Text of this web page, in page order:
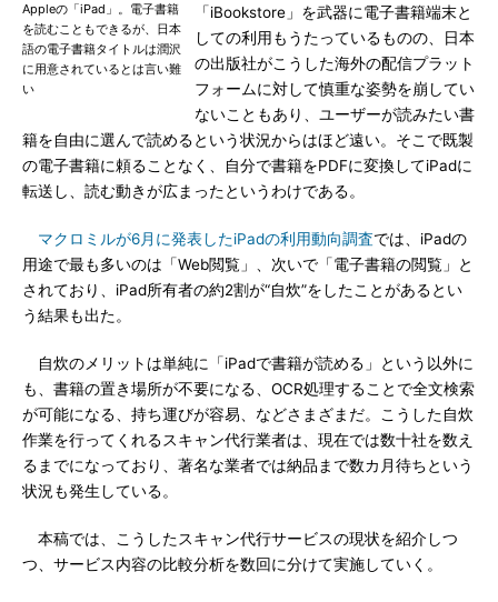
Appleの「iPad」。電子書籍
を読むこともできるが、日本
語の電子書籍タイトルは潤沢
に用意されているとは言い難
い
「iBookstore」を武器に電子書籍端末と
しての利用もうたっているものの、日本
の出版社がこうした海外の配信プラット
フォームに対して慎重な姿勢を崩してい
ないこともあり、ユーザーが読みたい書
籍を自由に選んで読めるという状況からはほど遠い。そこで既製
の電子書籍に頼ることなく、自分で書籍をPDFに変換してiPadに
転送し、読む動きが広まったというわけである。
マクロミルが6月に発表したiPadの利用動向調査では、iPadの
用途で最も多いのは「Web閲覧」、次いで「電子書籍の閲覧」と
されており、iPad所有者の約2割が“自炊”をしたことがあるとい
う結果も出た。
自炊のメリットは単純に「iPadで書籍が読める」という以外に
も、書籍の置き場所が不要になる、OCR処理することで全文検索
が可能になる、持ち運びが容易、などさまざまだ。こうした自炊
作業を行ってくれるスキャン代行業者は、現在では数十社を数え
るまでになっており、著名な業者では納品まで数カ月待ちという
状況も発生している。
本稿では、こうしたスキャン代行サービスの現状を紹介しつ
つ、サービス内容の比較分析を数回に分けて実施していく。